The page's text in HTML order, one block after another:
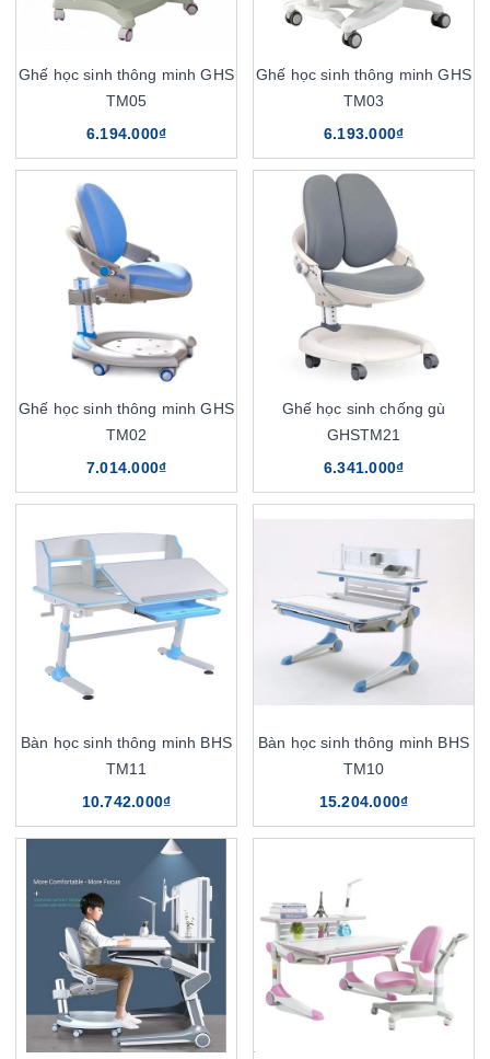
Ghế học sinh thông minh GHS
TM05
6.194.000₫
Ghế học sinh thông minh GHS
TM03
6.193.000₫
Ghế học sinh thông minh GHS
TM02
7.014.000₫
Ghế học sinh chống gù
GHSTM21
6.341.000₫
Bàn học sinh thông minh BHS
TM11
10.742.000₫
Bàn học sinh thông minh BHS
TM10
15.204.000₫